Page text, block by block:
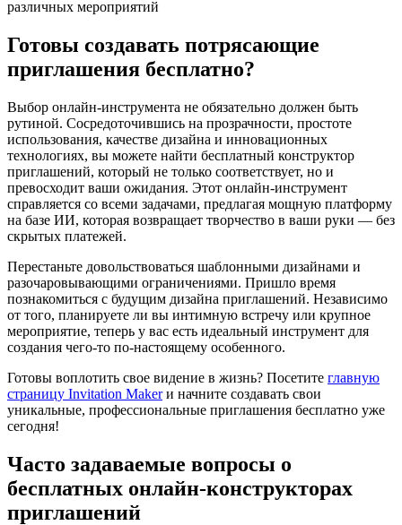
Готовы создавать потрясающие
приглашения бесплатно?
Выбор онлайн-инструмента не обязательно должен быть
рутиной. Сосредоточившись на прозрачности, простоте
использования, качестве дизайна и инновационных
технологиях, вы можете найти бесплатный конструктор
приглашений, который не только соответствует, но и
превосходит ваши ожидания. Этот онлайн-инструмент
справляется со всеми задачами, предлагая мощную платформу
на базе ИИ, которая возвращает творчество в ваши руки — без
скрытых платежей.
Перестаньте довольствоваться шаблонными дизайнами и
разочаровывающими ограничениями. Пришло время
познакомиться с будущим дизайна приглашений. Независимо
от того, планируете ли вы интимную встречу или крупное
мероприятие, теперь у вас есть идеальный инструмент для
создания чего-то по-настоящему особенного.
Готовы воплотить свое видение в жизнь? Посетите главную
страницу Invitation Makerи начните создавать свои
уникальные, профессиональные приглашения бесплатно уже
сегодня!
Часто задаваемые вопросы о
бесплатных онлайн-конструкторах
приглашений